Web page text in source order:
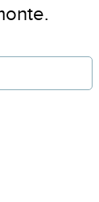
Twitter
no